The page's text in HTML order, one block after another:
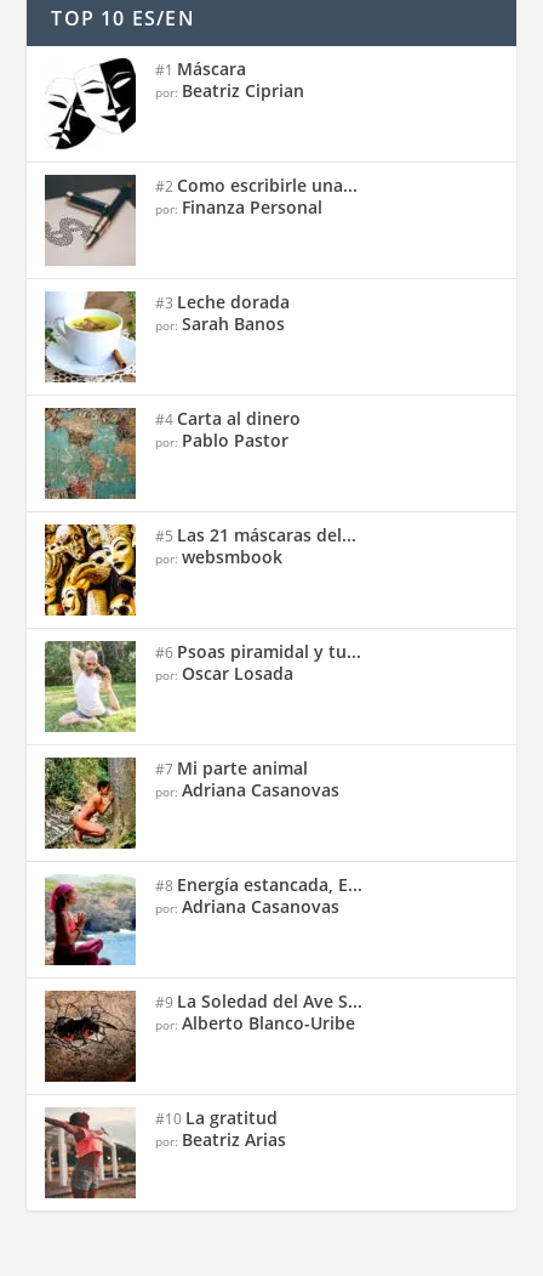
TOP 10 ES/EN
#1 Máscara
por: Beatriz Ciprian
#2Como escribirle una...
por: Finanza Personal
#3 Leche dorada
por:Sarah Banos
#4Carta al dinero
por: Pablo Pastor
#5 Las 21 máscaras del...
por:websmbook
#6 Psoas piramidal y tu...
por:Oscar Losada
#7 Mi parte animal
por:Adriana Casanovas
#8 Energía estancada, E...
por:Adriana Casanovas
#9 La Soledad del Ave S...
por:Alberto Blanco-Uribe
#10 La gratitud
por: Beatriz Arias